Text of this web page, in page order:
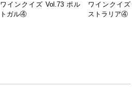
ワインクイズ Vol.73 ポル
トガル④
ワインクイズ
ストラリア④